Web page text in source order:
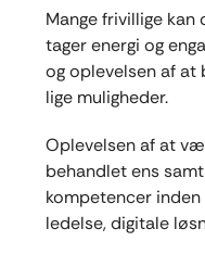
Mange frivillige
tager energi og
og oplevelsen af at
lige muligheder.
Oplevelsen af at
behandlet ens
kompetencer
ledelse, digitale